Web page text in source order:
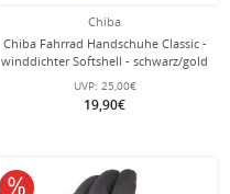
Chiba
Chiba Fahrrad Handschuhe Classic -
winddichter Softshell - schwarz/gold
- 1 Paar
UVP: 25,00€
19,90€
10% reduziert